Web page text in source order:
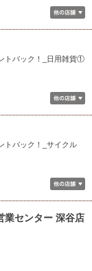
トバック！_日用雑貨①
トバック！_サイクル
業センター 深谷店